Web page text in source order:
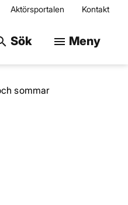
Aktörsportalen Kontakt
Sök Sök på
menu Meny
sommar